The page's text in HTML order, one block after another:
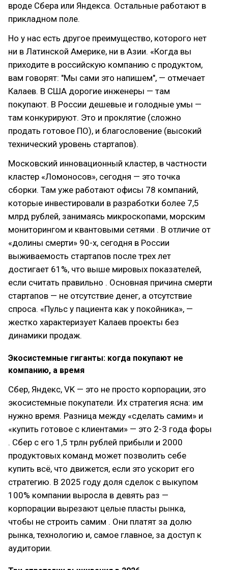
вроде Сбера или Яндекса. Остальные работают в
прикладном поле.
Но у нас есть другое преимущество, которого нет
ни в Латинской Америке, ни в Азии. «Когда вы
приходите в российскую компанию с продуктом,
вам говорят: "Мы сами это напишем", — отмечает
Калаев. В США дорогие инженеры — там
покупают. В России дешевые и голодные умы —
там конкурируют. Это и проклятие (сложно
продать готовое ПО), и благословение (высокий
технический уровень стартапов).
Московский инновационный кластер, в частности
кластер «Ломоносов», сегодня — это точка
сборки. Там уже работают офисы 78 компаний,
которые инвестировали в разработки более 7,5
млрд рублей, занимаясь микроскопами, морским
мониторингом и квантовыми сетями . В отличие от
«долины смерти» 90-х, сегодня в России
выживаемость стартапов после трех лет
достигает 61%, что выше мировых показателей,
если считать правильно . Основная причина смерти
стартапов — не отсутствие денег, а отсутствие
спроса. «Пульс у пациента как у покойника», —
жестко характеризует Калаев проекты без
динамики продаж.
Экосистемные гиганты: когда покупают не
компанию, а время
Сбер, Яндекс, VK — это не просто корпорации, это
экосистемные покупатели. Их стратегия ясна: им
нужно время. Разница между «сделать самим» и
«купить готовое с клиентами» — это 2-3 года форы
. Сбер с его 1,5 трлн рублей прибыли и 2000
продуктовых команд может позволить себе
купить всё, что движется, если это ускорит его
стратегию. В 2025 году доля сделок с выкупом
100% компании выросла в девять раз —
корпорации вырезают целые пласты рынка,
чтобы не строить самим . Они платят за долю
рынка, технологию и, самое главное, за доступ к
аудитории.